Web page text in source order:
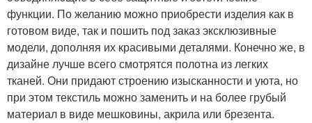
функции. По желанию можно приобрести изделия как в
готовом виде, так и пошить под заказ эксклюзивные
модели, дополняя их красивыми деталями. Конечно же, в
дизайне лучше всего смотрятся полотна из легких
тканей. Они придают строению изысканности и уюта, но
при этом текстиль можно заменить и на более грубый
материал в виде мешковины, акрила или брезента.